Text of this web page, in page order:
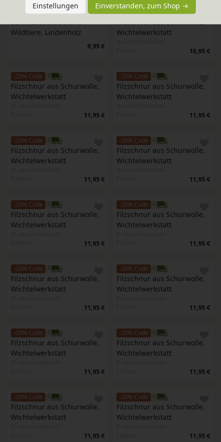
-20% Code
Schnitzset Schablone
Wildtiere, Lindenholz
9,95 €
-20% Code
Filzschnur aus Schurwolle,
Wichtelwerkstatt
10,95 €
-20% Code
Filzschnur aus Schurwolle,
Wichtelwerkstatt
11,95 €
-20% Code
Filzschnur aus Schurwolle,
Wichtelwerkstatt
11,95 €
-20% Code
Filzschnur aus Schurwolle,
Wichtelwerkstatt
11,95 €
-20% Code
Filzschnur aus Schurwolle,
Wichtelwerkstatt
11,95 €
-20% Code
Filzschnur aus Schurwolle,
Wichtelwerkstatt
11,95 €
-20% Code
Filzschnur aus Schurwolle,
Wichtelwerkstatt
11,95 €
-20% Code
Filzschnur aus Schurwolle,
Wichtelwerkstatt
11,95 €
-20% Code
Filzschnur aus Schurwolle,
Wichtelwerkstatt
11,95 €
-20% Code
Filzschnur aus Schurwolle,
Wichtelwerkstatt
11,95 €
-20% Code
Filzschnur aus Schurwolle,
Wichtelwerkstatt
11,95 €
-20% Code
Filzschnur aus Schurwolle,
Wichtelwerkstatt
11,95 €
-20% Code
Filzschnur aus Schurwolle,
Wichtelwerkstatt
11,95 €
Einstellungen Einverstanden, zum Shop →